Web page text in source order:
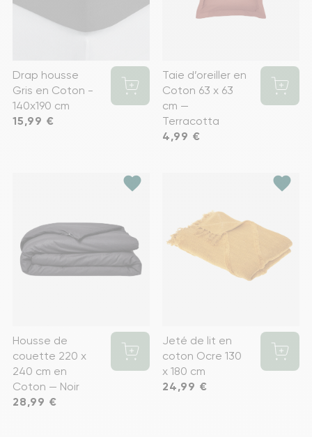
Drap housse
Gris en Coton -
140x190 cm
Prix
15,99 €
Taie d’oreiller en
Coton 63 x 63
cm —
Terracotta
Prix
4,99 €
favorite
Housse de
couette 220 x
240 cm en
Coton — Noir
Prix
28,99 €
favorite
Jeté de lit en
coton Ocre 130
x 180 cm
Prix
24,99 €